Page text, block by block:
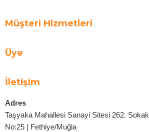
Müşteri Hizmetleri
Üye
İletişim
Adres
Taşyaka Mahallesi Sanayi Sitesi 262. Sokak
No:25 | Fethiye/Muğla